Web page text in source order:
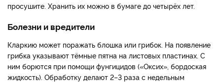
просушите. Хранить их можно в бумаге до четырёх лет.
Бoлезни и вредители
Кларкию может поражать блошка или грибок. На появление
грибка указывают тёмные пятна на листовых пластинах. С
ним борются при помощи фунгицидов («Оксих», бордоская
жидкость). Обработку делают 2–3 раза с недельным